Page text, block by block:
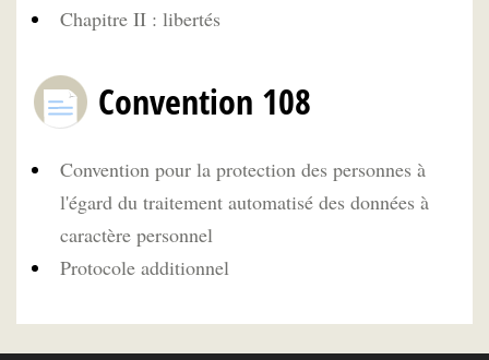
Chapitre II : libertés
Convention 108
Convention pour la protection des personnes à
l'égard du traitement automatisé des données à
caractère personnel
Protocole additionnel